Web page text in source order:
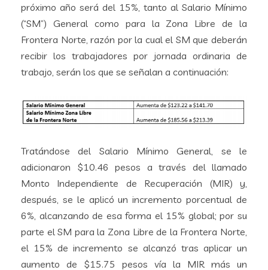
próximo año será del 15%, tanto al Salario Mínimo
(“SM”) General como para la Zona Libre de la
Frontera Norte, razón por la cual el SM que deberán
recibir los trabajadores por jornada ordinaria de
trabajo, serán los que se señalan a continuación:
Tratándose del Salario Mínimo General, se le
adicionaron $10.46 pesos a través del llamado
Monto Independiente de Recuperación (MIR) y,
después, se le aplicó un incremento porcentual de
6%, alcanzando de esa forma el 15% global; por su
parte el SM para la Zona Libre de la Frontera Norte,
el 15% de incremento se alcanzó tras aplicar un
aumento de $15.75 pesos vía la MIR más un